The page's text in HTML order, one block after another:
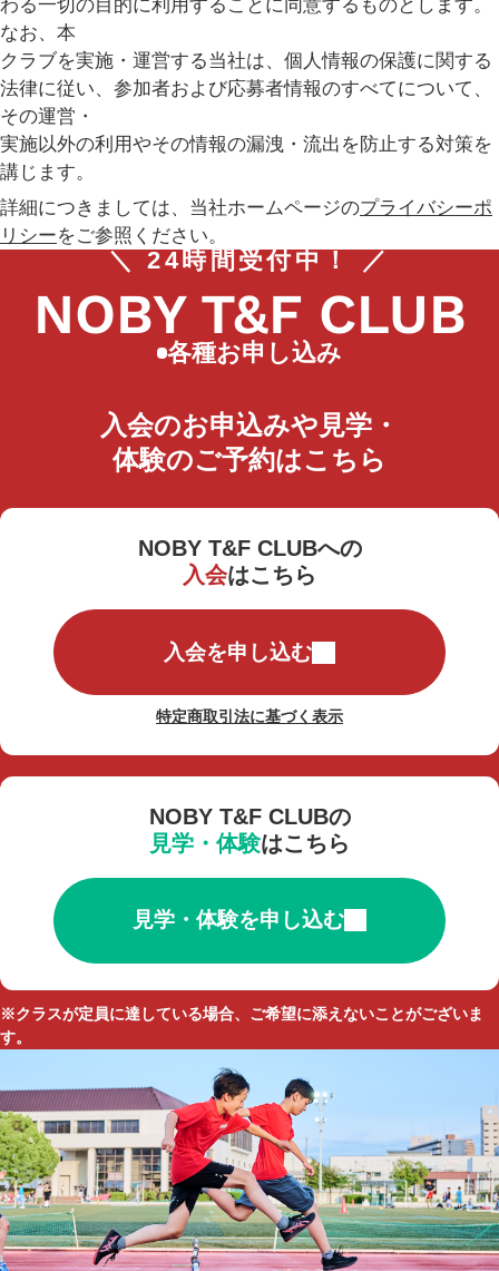
わる一切の目的に利用することに同意するものとします。
なお、本
クラブを実施・運営する当社は、個人情報の保護に関する
法律に従い、参加者および応募者情報のすべてについて、
その運営・
実施以外の利用やその情報の漏洩・流出を防止する対策を
講じます。
詳細につきましては、当社ホームページのプライバシーポ
リシーをご参照ください。
＼ 24時間受付中！ ／
NOBY T&F CLUB
各種お申し込み
入会のお申込みや見学・
体験のご予約はこちら
NOBY T&F CLUBへの
入会はこちら
入会を申し込む
特定商取引法に基づく表示
NOBY T&F CLUBの
見学・体験はこちら
見学・体験を申し込む
※クラスが定員に達している場合、ご希望に添えないことがございま
す。